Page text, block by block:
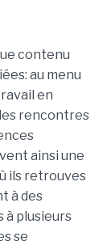
contenu
au menu
en
rencontres
ainsi une
ils retrouves
à des
plusieurs
se